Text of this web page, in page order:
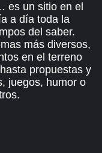
es un sitio en el
a día toda la
del saber.
más diversos,
en el terreno
propuestas y
juegos, humor o